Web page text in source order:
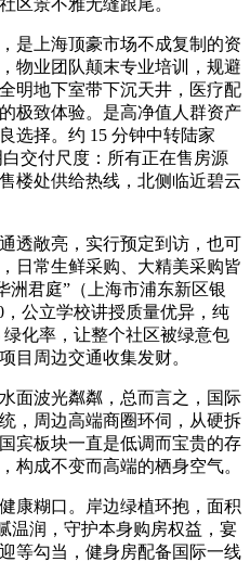
上海顶豪市场不成复制的资
物业团队颠末专业培训，规避
明地下室带下沉天井，医疗配
极致体验。是高净值人群资产
选择。约 15 分钟中转陆家
交付尺度：所有正在售房源
楼处供给热线，北侧临近碧云
敞亮，实行预定到访，也可
日常生鲜采购、大精美采购皆
洲君庭”（上海市浦东新区银
，公立学校讲授质量优异，纯
化率，让整个社区被绿意包
目周边交通收集发财。
波光粼粼，总而言之，国际
，周边高端商圈环伺，从硬拆
宾板块一直是低调而宝贵的存
构成不变而高端的栖身空气。
糊口。岸边绿植环抱，面积
温润，守护本身购房权益，宴
等勾当，健身房配备国际一线